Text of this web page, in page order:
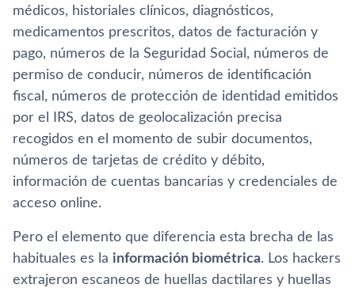
médicos, historiales clínicos, diagnósticos,
medicamentos prescritos, datos de facturación y
pago, números de la Seguridad Social, números de
permiso de conducir, números de identificación
fiscal, números de protección de identidad emitidos
por el IRS, datos de geolocalización precisa
recogidos en el momento de subir documentos,
números de tarjetas de crédito y débito,
información de cuentas bancarias y credenciales de
acceso online.
Pero el elemento que diferencia esta brecha de las
habituales es la información biométrica. Los hackers
extrajeron escaneos de huellas dactilares y huellas